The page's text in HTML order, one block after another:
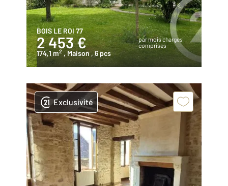
BOIS LE ROI 77
2 453 €
par mois charges
comprises
174,1 m2 , Maison , 6 pcs
Exclusivité